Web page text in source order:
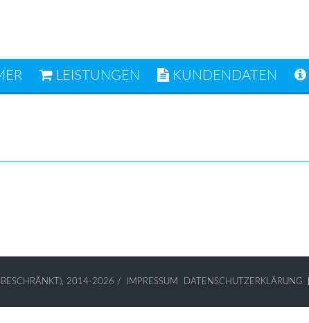
LEISTUNGEN KUNDENDATEN
2014-2026 / IMPRESSUM DATENSCHUTZERKLÄRUNG